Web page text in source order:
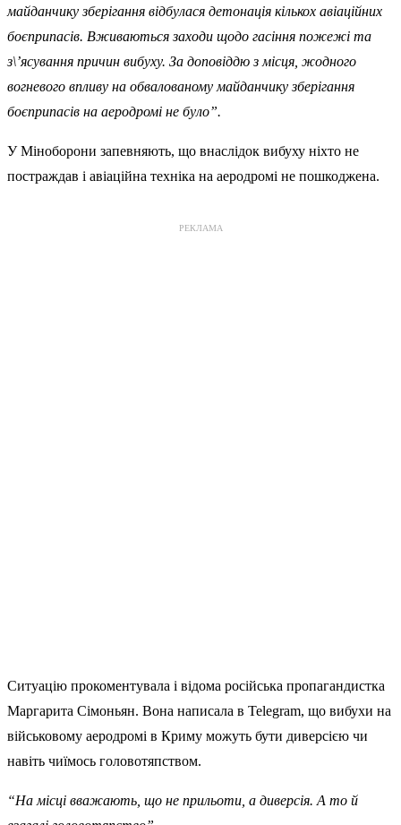
майданчику зберігання відбулася детонація кількох авіаційних
боєприпасів. Вживаються заходи щодо гасіння пожежі та
з\’ясування причин вибуху. За доповіддю з місця, жодного
вогневого впливу на обвалованому майданчику зберігання
боєприпасів на аеродромі не було”.
У Міноборони запевняють, що внаслідок вибуху ніхто не
постраждав і авіаційна техніка на аеродромі не пошкоджена.
РЕКЛАМА
Ситуацію прокоментувала і відома російська пропагандистка
Маргарита Сімоньян. Вона написала в Telegram, що вибухи на
військовому аеродромі в Криму можуть бути диверсією чи
навіть чиїмось головотяпством.
“На місці вважають, що не прильоти, а диверсія. А то й